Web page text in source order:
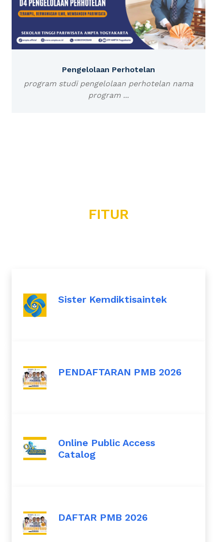
Pengelolaan Perhotelan
program studi pengelolaan perhotelan nama
program ...
FITUR
Sister Kemdiktisaintek
PENDAFTARAN PMB 2026
Online Public Access
Catalog
DAFTAR PMB 2026